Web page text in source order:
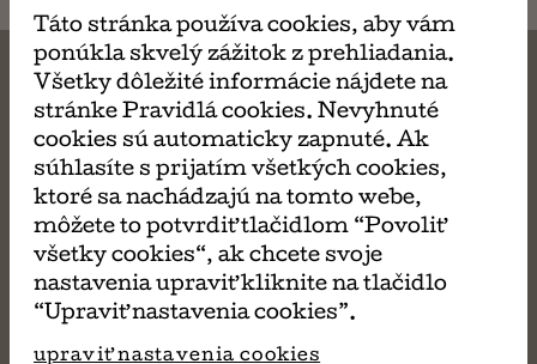
MÔŽE SA VÁM TIEŽ
PÁČIŤ
Táto stránka používa cookies, aby vám
ponúkla skvelý zážitok z prehliadania.
Všetky dôležité informácie nájdete na
stránke Pravidlá cookies. Nevyhnuté
cookies sú automaticky zapnuté. Ak
súhlasíte s prijatím všetkých cookies,
ktoré sa nachádzajú na tomto webe,
môžete to potvrdiť tlačidlom “Povoliť
všetky cookies“, ak chcete svoje
nastavenia upraviť kliknite na tlačidlo
“Upraviť nastavenia cookies”.
upraviť nastavenia cookies